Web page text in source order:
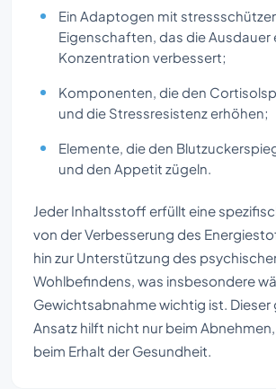
Ein Adaptogen mit
Eigenschaften, das die Ausdauer
Konzentration verbessert;
Komponenten, die den
und die Stressresistenz erhöhen;
Elemente, die den
und den Appetit zügeln.
Jeder Inhaltsstoff erfüllt eine
von der Verbesserung des
hin zur Unterstützung des
Wohlbefindens, was insbesondere
Gewichtsabnahme wichtig ist. Dieser
Ansatz hilft nicht nur beim
beim Erhalt der Gesundheit.